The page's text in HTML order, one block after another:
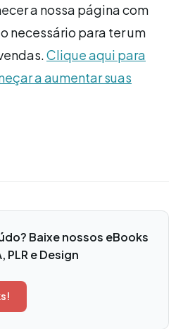
a nossa página com
necessário para ter um
Clique aqui para
a aumentar suas
Baixe nossos eBooks
e Design